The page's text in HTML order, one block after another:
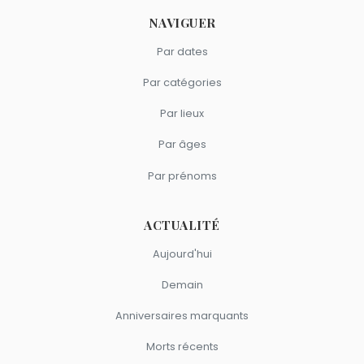
NAVIGUER
Par dates
Par catégories
Par lieux
Par âges
Par prénoms
ACTUALITÉ
Aujourd'hui
Demain
Anniversaires marquants
Morts récents